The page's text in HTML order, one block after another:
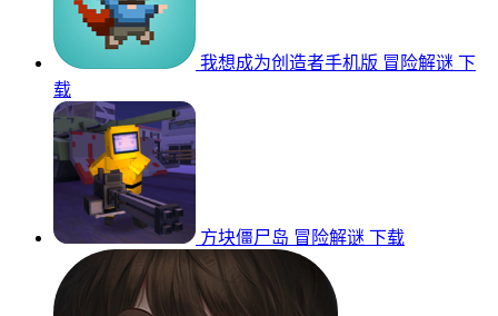
我想成为创造者手机版 冒险解谜 下
载
方块僵尸岛 冒险解谜 下载